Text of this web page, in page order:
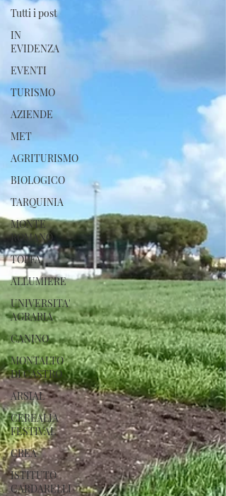
Tutti i post
IN
EVIDENZA
EVENTI
TURISMO
AZIENDE
MET
AGRITURISMO
BIOLOGICO
TARQUINIA
MONTE
ROMANO
TOLFA
ALLUMIERE
UNIVERSITA'
AGRARIA
CANINO
MONTALTO
DI CASTRO
ARSIAL
CEREALIA
FESTIVAL
CREA
ISTITUTO
CARDARELLI